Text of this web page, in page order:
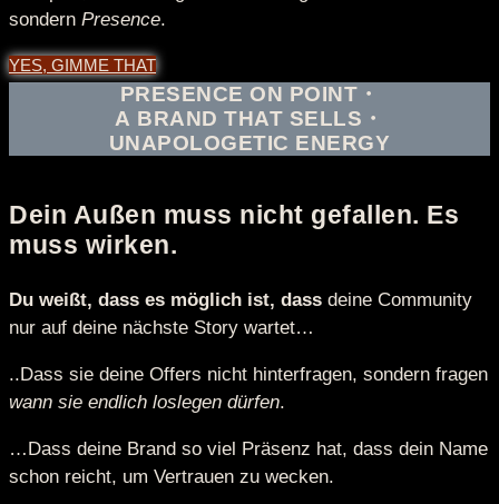
sondern Presence.
YES, GIMME THAT
PRESENCE ON POINT・
A BRAND THAT SELLS・
UNAPOLOGETIC ENERGY
Dein Außen muss nicht gefallen. Es
muss wirken.
Du weißt, dass es möglich ist, dass deine Community
nur auf deine nächste Story wartet…
..Dass sie deine Offers nicht hinterfragen, sondern fragen
wann sie endlich loslegen dürfen.
…Dass deine Brand so viel Präsenz hat, dass dein Name
schon reicht, um Vertrauen zu wecken.